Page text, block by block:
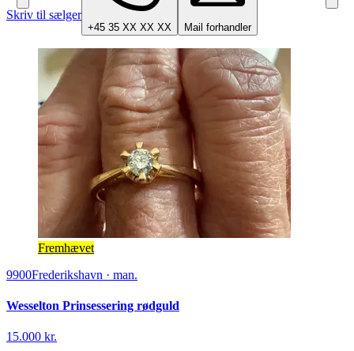
Skriv til sælger
+45 35 XX XX XX Mail forhandler
Fremhævet
9900Frederikshavn · man.
Wesselton Prinsessering rødguld
15.000 kr.